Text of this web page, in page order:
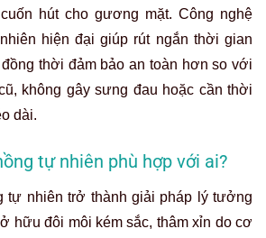
hút cho gương mặt. Công nghệ
hiện đại giúp rút ngắn thời gian
thời đảm bảo an toàn hơn so với
không gây sưng đau hoặc cần thời
dài.
tự nhiên phù hợp với ai?
tự nhiên trở thành giải pháp lý tưởng
hữu đôi môi kém sắc, thâm xỉn do cơ